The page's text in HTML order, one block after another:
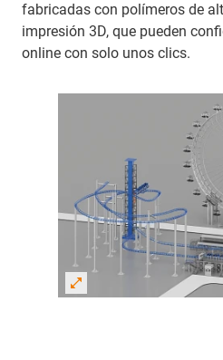
fabricadas con polímeros de
impresión 3D, que pueden
online con solo unos clics.